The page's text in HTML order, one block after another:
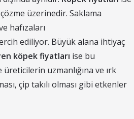
üzerinedir. Saklama
hafızaları
ediliyor. Büyük alana ihtiyaç
köpek fiyatları ise bu
üreticilerin uzmanlığına ve ırk
çip takılı olması gibi etkenler